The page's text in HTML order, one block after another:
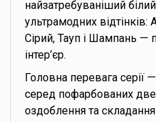
найзатребуваніший білий
ультрамодних відтінків:
Сірий, Тауп і Шампань —
інтер’єр.
Головна перевага серії
серед пофарбованих
оздоблення та